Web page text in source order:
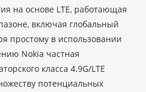
на основе LTE, работающая
включая глобальный
простому в использовании
Nokia частная
класса 4.9G/LTE
потенциальных